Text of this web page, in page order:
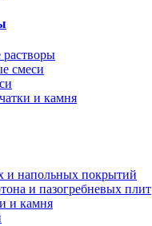
смеси
и камня
и напольных покрытий
и пазогребневых плит
и камня